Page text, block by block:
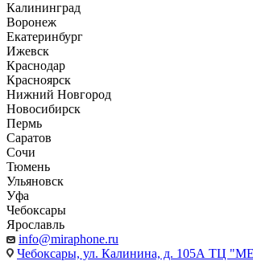
Калининград
Воронеж
Екатеринбург
Ижевск
Краснодар
Красноярск
Нижний Новгород
Новосибирск
Пермь
Саратов
Сочи
Тюмень
Ульяновск
Уфа
Чебоксары
Ярославль
info@miraphone.ru
Чебоксары, ул. Калинина, д. 105А ТЦ